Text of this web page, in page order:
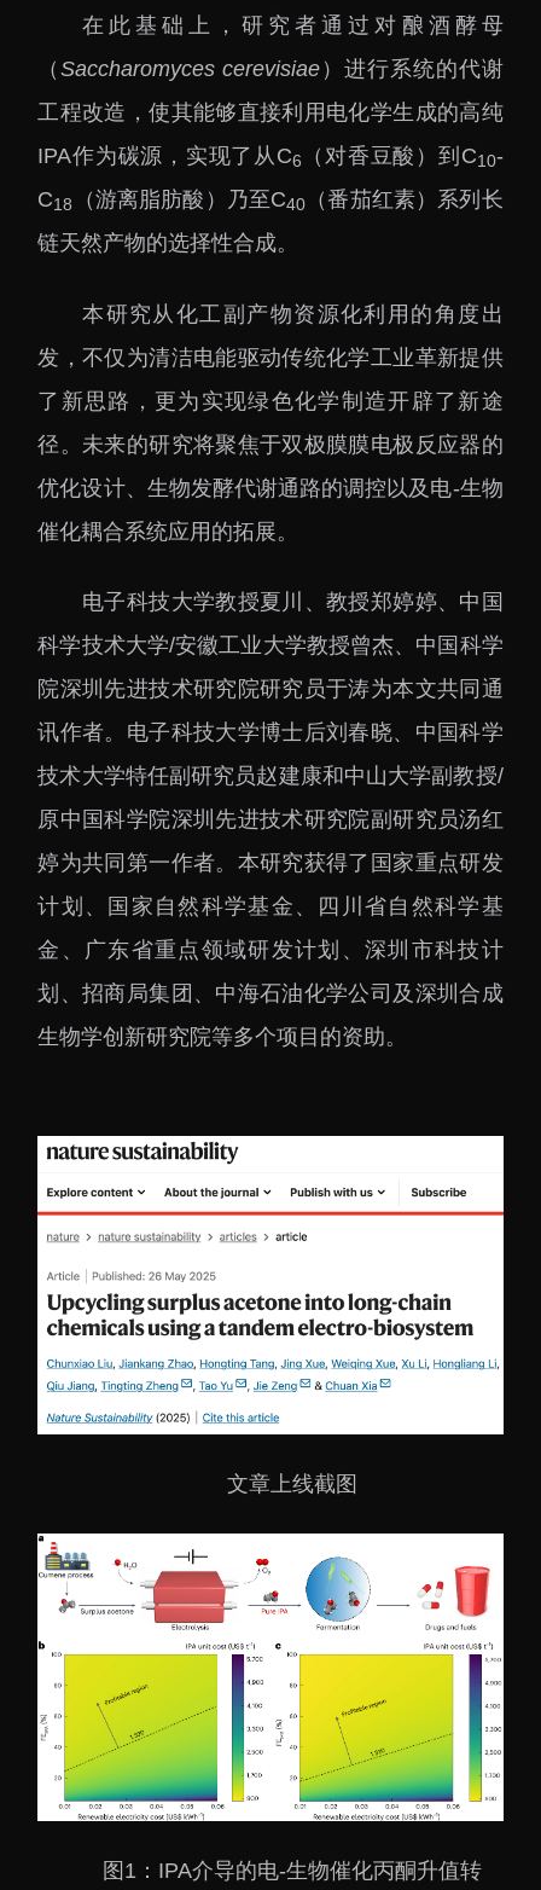
在此基础上，研究者通过对酿酒酵母
（Saccharomyces cerevisiae）进行系统的代谢
工程改造，使其能够直接利用电化学生成的高纯
IPA作为碳源，实现了从C6 （对香豆酸）到C10-
C18 （游离脂肪酸）乃至C40
（番茄红素）系列长
链天然产物的选择性合成。
本研究从化工副产物资源化利用的角度出
发，不仅为清洁电能驱动传统化学工业革新提供
了新思路，更为实现绿色化学制造开辟了新途
径。未来的研究将聚焦于双极膜膜电极反应器的
优化设计、生物发酵代谢通路的调控以及电-生物
催化耦合系统应用的拓展。
电子科技大学教授夏川、教授郑婷婷、中国
科学技术大学/安徽工业大学教授曾杰、中国科学
院深圳先进技术研究院研究员于涛为本文共同通
讯作者。电子科技大学博士后刘春晓、中国科学
技术大学特任副研究员赵建康和中山大学副教授/
原中国科学院深圳先进技术研究院副研究员汤红
婷为共同第一作者。本研究获得了国家重点研发
计划、国家自然科学基金、四川省自然科学基
金、广东省重点领域研发计划、深圳市科技计
划、招商局集团、中海石油化学公司及深圳合成
生物学创新研究院等多个项目的资助。
文章上线截图
图1：IPA介导的电-生物催化丙酮升值转